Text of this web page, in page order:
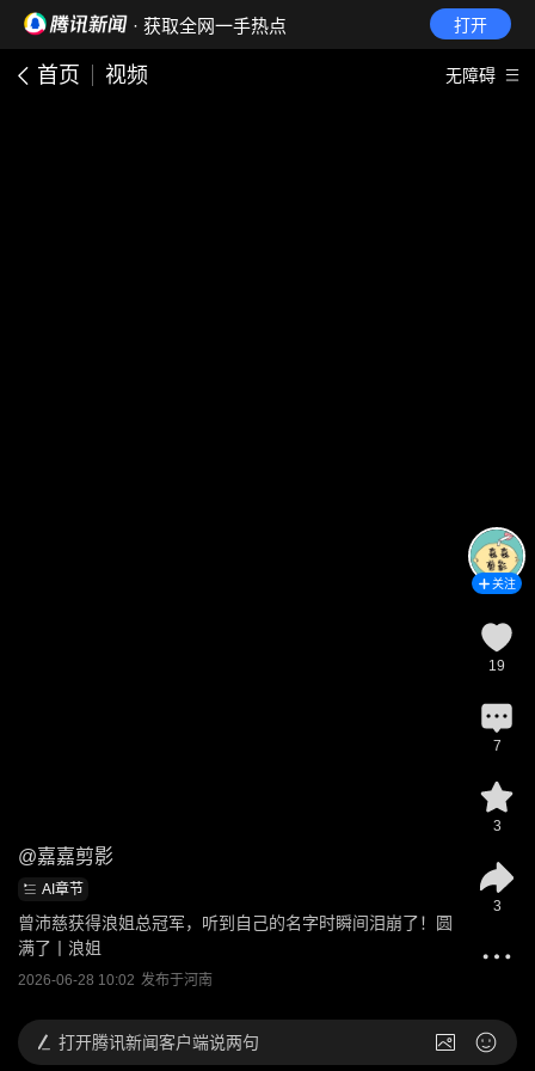
· 获取全网一手热点 打开
首页 视频 无障碍
@嘉嘉剪影
AI章节
曾沛慈获得浪姐总冠军，听到自己的名字时瞬间泪崩了！圆
满了丨浪姐
2026-06-28 10:02 发布于河南
关注
19
7
3
3
打开腾讯新闻客户端说两句